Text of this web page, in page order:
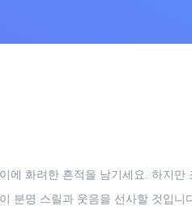
에 화려한 흔적을 남기세요. 하지만
분명 스릴과 웃음을 선사할 것입니